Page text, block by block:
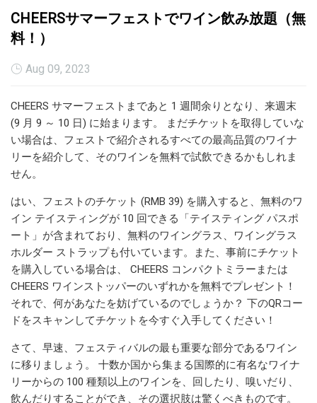
CHEERSサマーフェストでワイン飲み放題（無
料！）
Aug 09, 2023
CHEERS サマーフェストまであと 1 週間余りとなり、来週末
(9 月 9 ～ 10 日) に始まります。 まだチケットを取得していな
い場合は、フェストで紹介されるすべての最高品質のワイナ
リーを紹介して、そのワインを無料で試飲できるかもしれま
せん。
はい、フェストのチケット (RMB 39) を購入すると、無料のワ
イン テイスティングが 10 回できる「テイスティング パスポ
ート」が含まれており、無料のワイングラス、ワイングラス
ホルダー ストラップも付いています。また、事前にチケット
を購入している場合は、 CHEERS コンパクトミラーまたは
CHEERS ワインストッパーのいずれかを無料でプレゼント！
それで、何があなたを妨げているのでしょうか？ 下のQRコー
ドをスキャンしてチケットを今すぐ入手してください！
さて、早速、フェスティバルの最も重要な部分であるワイン
に移りましょう。 十数か国から集まる国際的に有名なワイナ
リーからの 100 種類以上のワインを、回したり、嗅いだり、
飲んだりすることができ、その選択肢は驚くべきものです。